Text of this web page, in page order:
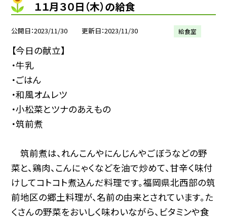
１１月３０日（木）の給食
公開日 2023/11/30 更新日 2023/11/30 給食室
【今日の献立】
・牛乳
・ごはん
・和風オムレツ
・小松菜とツナのあえもの
・筑前煮
筑前煮は、れんこんやにんじんやごぼうなどの野
菜と、鶏肉、こんにゃくなどを油で炒めて、甘辛く味付
けしてコトコト煮込んだ料理です。福岡県北西部の筑
前地区の郷土料理が、名前の由来とされています。た
くさんの野菜をおいしく味わいながら、ビタミンや食